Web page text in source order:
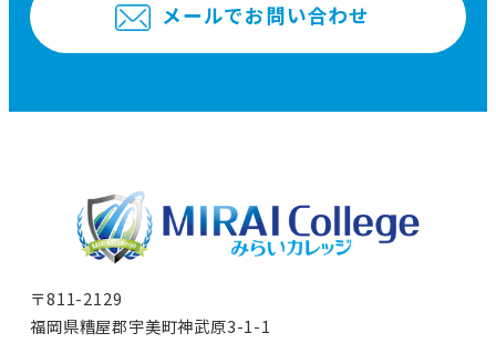
メールでお問い合わせ
〒811-2129
福岡県糟屋郡宇美町神武原3-1-1